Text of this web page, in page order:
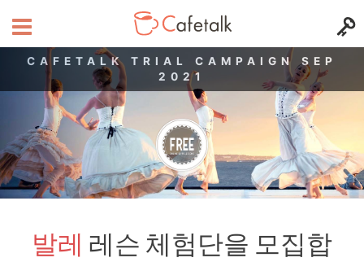
CAFETALK TRIAL CAMPAIGN SEP
2021
발레 레슨 체험단을 모집합